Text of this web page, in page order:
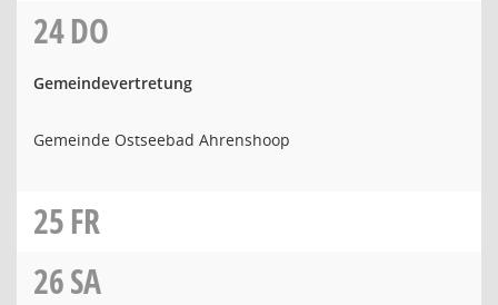
24DO
Gemeindevertretung
Gemeinde Ostseebad Ahrenshoop
25FR
26SA